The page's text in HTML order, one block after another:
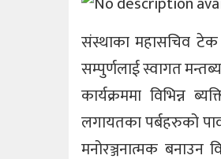
संस्थाका महासचिव टेक
सम्पुर्णलाई स्वागत
कार्यक्रममा विभिन्न
लगायतका पर्बहरुको
मनोरञ्जनात्मक